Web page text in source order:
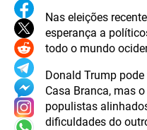
Nas eleições
esperança a
todo o mundo
Donald Trump
Casa Branca, mas
populistas
dificuldades do